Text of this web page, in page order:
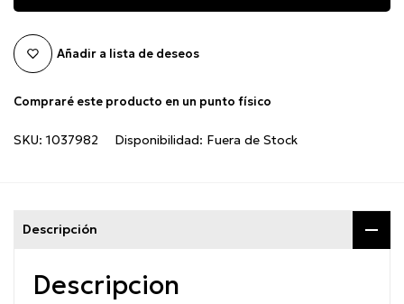
Añadir a lista de deseos
Compraré este producto en un punto físico
SKU: 1037982 Disponibilidad: Fuera de Stock
Descripción
Descripcion